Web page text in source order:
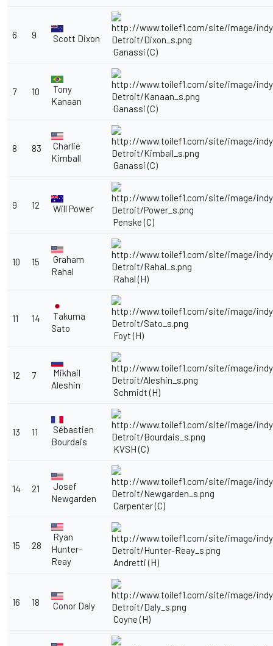
6 9
Scott Dixon
Ganassi (C)
7 10
Tony
Kanaan
Ganassi (C)
8 83
Charlie
Kimball
Ganassi (C)
9 12
Will Power
Penske (C)
10 15
Graham
Rahal
Rahal (H)
11 14
Takuma
Sato
Foyt (H)
12 7
Mikhail
Aleshin
Schmidt (H)
13 11
Sébastien
Bourdais
KVSH (C)
14 21
Josef
Newgarden
Carpenter (C)
15 28
Ryan
Hunter-
Reay
Andretti (H)
16 18
Conor Daly
Coyne (H)